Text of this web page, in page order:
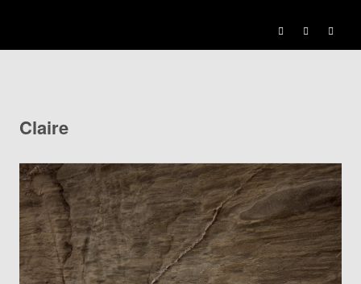
Claire